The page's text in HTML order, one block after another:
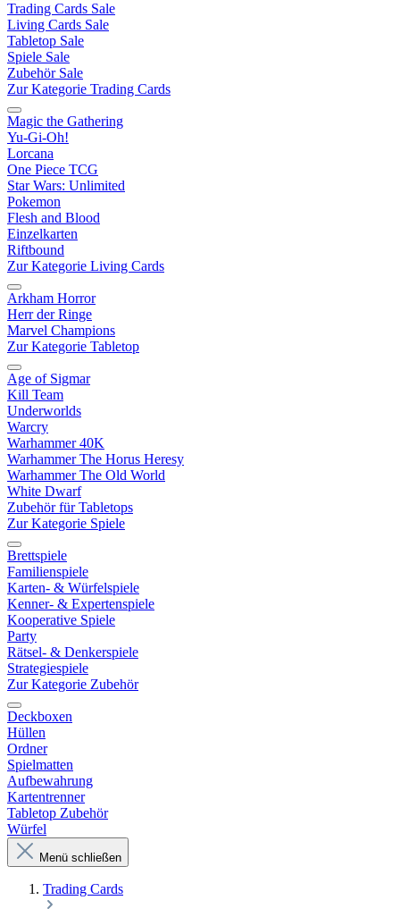
Trading Cards Sale
Living Cards Sale
Tabletop Sale
Spiele Sale
Zubehör Sale
Zur Kategorie Trading Cards
Magic the Gathering
Yu-Gi-Oh!
Lorcana
One Piece TCG
Star Wars: Unlimited
Pokemon
Flesh and Blood
Einzelkarten
Riftbound
Zur Kategorie Living Cards
Arkham Horror
Herr der Ringe
Marvel Champions
Zur Kategorie Tabletop
Age of Sigmar
Kill Team
Underworlds
Warcry
Warhammer 40K
Warhammer The Horus Heresy
Warhammer The Old World
White Dwarf
Zubehör für Tabletops
Zur Kategorie Spiele
Brettspiele
Familienspiele
Karten- & Würfelspiele
Kenner- & Expertenspiele
Kooperative Spiele
Party
Rätsel- & Denkerspiele
Strategiespiele
Zur Kategorie Zubehör
Deckboxen
Hüllen
Ordner
Spielmatten
Aufbewahrung
Kartentrenner
Tabletop Zubehör
Würfel
Menü schließen
Trading Cards